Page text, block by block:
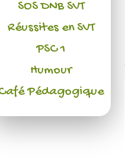
SOS DNB SVT
Réussites en SVT
PSC 1
Humour
Pédagogique